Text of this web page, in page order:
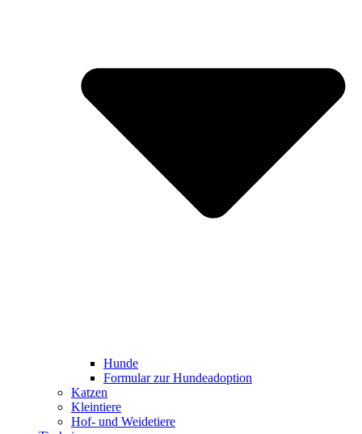
Hunde
Formular zur Hundeadoption
Katzen
Kleintiere
Hof- und Weidetiere